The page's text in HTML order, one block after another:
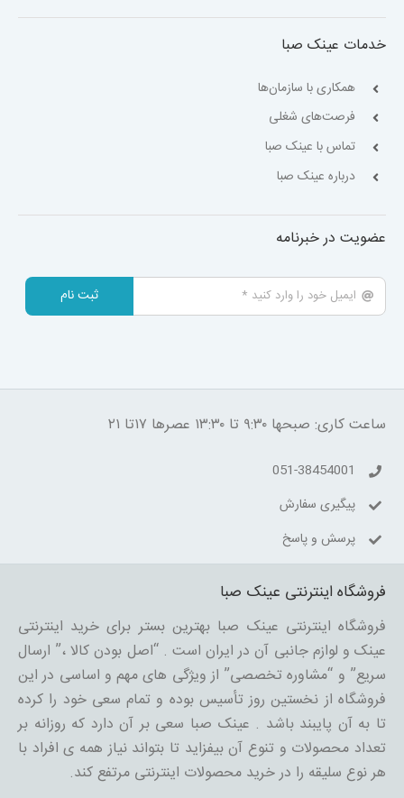
خدمات عینک صبا
همکاری با سازمان‌ها
فرصت‌های شغلی
تماس با عینک صبا
درباره عینک صبا
عضویت در خبرنامه
ثبت نام
ساعت کاری: صبحها ۹:۳۰ تا ۱۳:۳۰ عصرها ۱۷تا ۲۱
051-38454001
پیگیری سفارش
پرسش و پاسخ
فروشگاه اینترنتی عینک صبا
فروشگاه اینترنتی عینک صبا بهترین بستر برای خرید اینترنتی
عینک و لوازم جانبی آن در ایران است . “اصل بودن کالا ،” ارسال
سریع” و “مشاوره تخصصی” از ویژگی های مهم و اساسی در این
فروشگاه از نخستین روز تأسیس بوده و تمام سعی خود را کرده
تا به آن پایبند باشد . عینک صبا سعی بر آن دارد که روزانه بر
تعداد محصولات و تنوع آن بیفزاید تا بتواند نیاز همه ی افراد با
هر نوع سلیقه را در خرید محصولات اینترنتی مرتفع کند.